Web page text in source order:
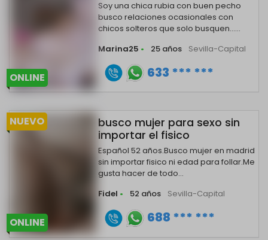
ONLINE
Soy una chica rubia con buen pecho
busco relaciones ocasionales con
chicos solteros que solo busquen......
Marina25 • 25 años Sevilla-Capital
633 *** ***
NUEVO
ONLINE
busco mujer para sexo sin
importar el fisico
Español 52 años.Busco mujer en madrid
sin importar fisico ni edad para follar.Me
gusta hacer de todo...
Fidel • 52 años Sevilla-Capital
688 *** ***